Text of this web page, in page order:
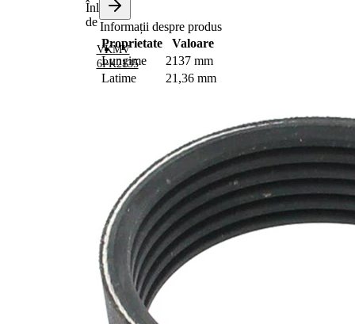
Înlocuit
de
VKMV
6PK2135
Informații despre produs
Proprietate
Valoare
Lungime
2137 mm
Latime
21,36 mm
Nu sunt
disponibile
substante
SVHC
Material
curea
EPDM
(etilen
propilen
dienă
cauciuc)